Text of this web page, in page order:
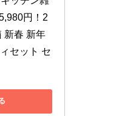
円！2
新春 新年
セット セ